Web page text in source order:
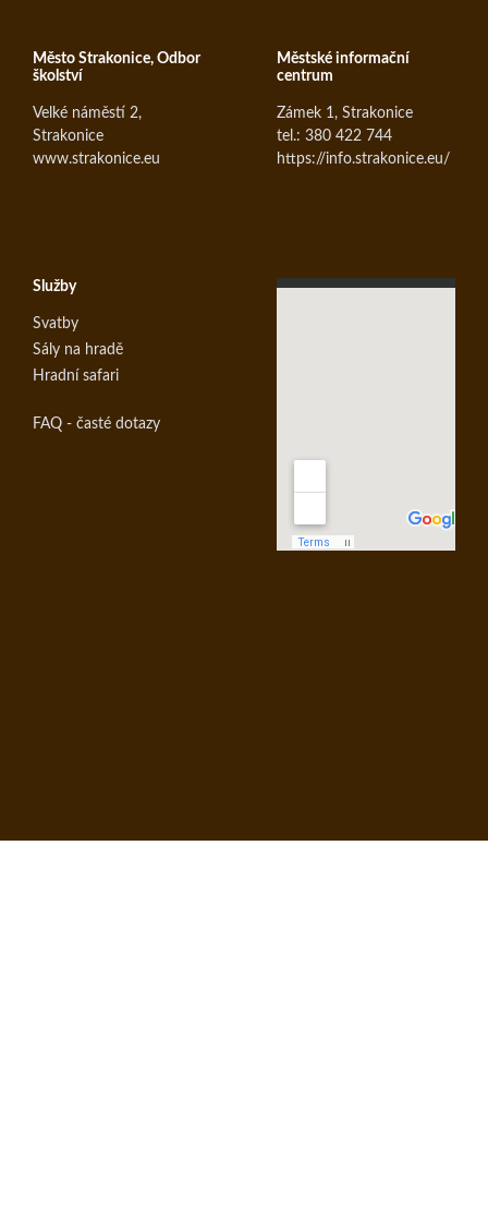
Město Strakonice, Odbor
školství
Velké náměstí 2,
Strakonice
www.strakonice.eu
Městské informační
centrum
Zámek 1, Strakonice
tel.: 380 422 744
https://info.strakonice.eu/
Služby
Svatby
Sály na hradě
Hradní safari
FAQ - časté dotazy